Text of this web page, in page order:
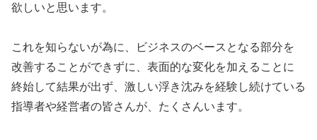
欲しいと思います。
これを知らないが為に、ビジネスのベースとなる部分を
改善することができずに、表面的な変化を加えることに
終始して結果が出ず、激しい浮き沈みを経験し続けている
指導者や経営者の皆さんが、たくさんいます。